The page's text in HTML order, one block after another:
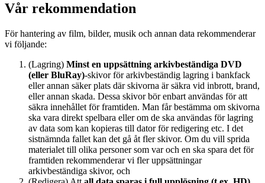
Vår rekommendation
För hantering av film, bilder, musik och annan data rekommenderar
vi följande:
(Lagring) Minst en uppsättning arkivbeständiga DVD
(eller BluRay)-skivor för arkivbeständig lagring i bankfack
eller annan säker plats där skivorna är säkra vid inbrott, brand,
eller annan skada. Dessa skivor bör enbart användas för att
säkra innehållet för framtiden. Man får bestämma om skivorna
ska vara direkt spelbara eller om de ska användas för lagring
av data som kan kopieras till dator för redigering etc. I det
sistnämnda fallet kan det gå åt fler skivor. Om du vill sprida
materialet till olika personer som var och en ska spara det för
framtiden rekommenderar vi fler uppsättningar
arkivbeständiga skivor, och